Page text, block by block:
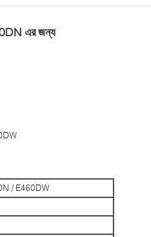
এর জন্য
/ E460DW